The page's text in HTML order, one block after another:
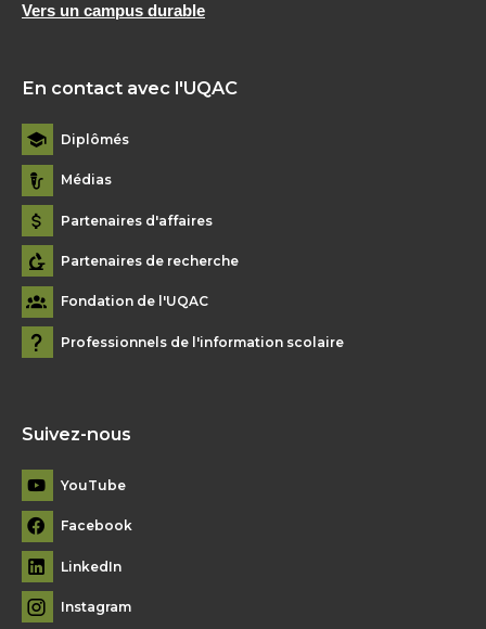
Vers un campus durable
En contact avec l'UQAC
Diplômés
Médias
Partenaires d'affaires
Partenaires de recherche
Fondation de l'UQAC
Professionnels de l'information scolaire
Suivez-nous
YouTube
Facebook
LinkedIn
Instagram